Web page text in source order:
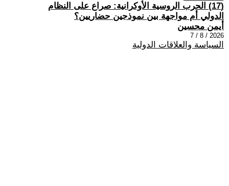
(17) الحرب الروسية الأوكرانية: صراع على النظام
الدولي أم مواجهة بين نموذجين حضاريين؟
أيمن محسين
2026 / 8 / 7
السياسة والعلاقات الدولية